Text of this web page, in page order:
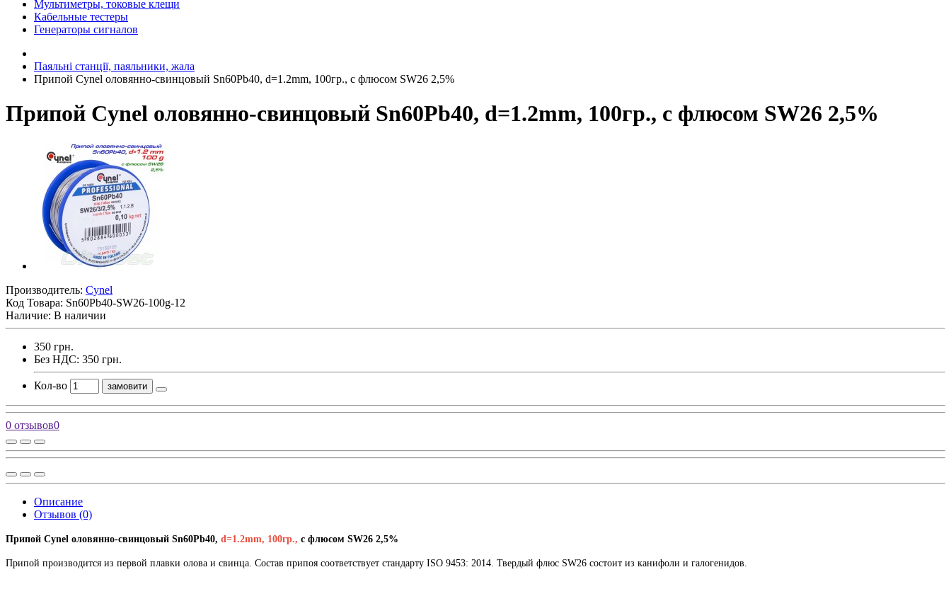
Мультиметры, токовые клещи
Кабельные тестеры
Генераторы сигналов
Паяльні станції, паяльники, жала
Припой Cynel оловянно-свинцовый Sn60Pb40, d=1.2mm, 100гр., с флюсом SW26 2,5%
Припой Cynel оловянно-свинцовый Sn60Pb40, d=1.2mm, 100гр., с флюсом SW26 2,5%
Производитель: Cynel
Код Товара: Sn60Pb40-SW26-100g-12
Наличие: В наличии
350 грн.
Без НДС: 350 грн.
Кол-во замовити
0 отзывов0
Описание
Отзывов (0)
Припой Cynel оловянно-свинцовый Sn60Pb40, d=1.2mm, 100гр., с флюсом SW26 2,5%
Припой производится из первой плавки олова и свинца. Состав припоя соответствует стандарту ISO 9453: 2014. Твердый флюс SW26 состоит из канифоли и галогенидов.